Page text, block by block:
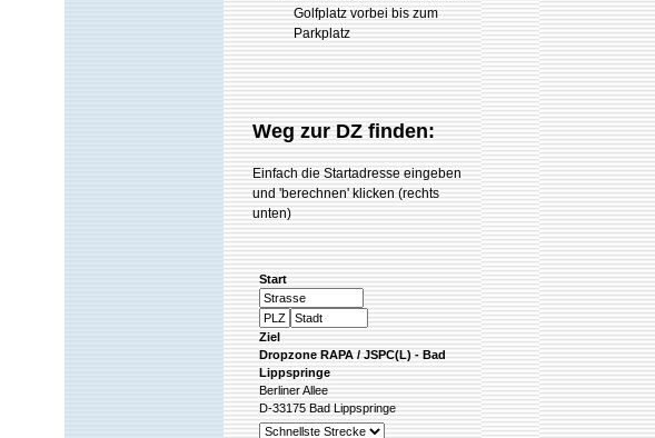
Golfplatz vorbei bis zum
Parkplatz
Weg zur DZ finden:
Einfachdie Startadresse eingeben
und 'berechnen' klicken (rechts
unten)
Start
Ziel
Dropzone RAPA / JSPC(L) - Bad
Lippspringe
Berliner Allee
D-33175 Bad Lippspringe